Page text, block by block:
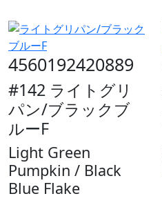
4560192420889
#142 ライトグリ
パン/ブラックブ
ルーF
Light Green
Pumpkin / Black
Blue Flake